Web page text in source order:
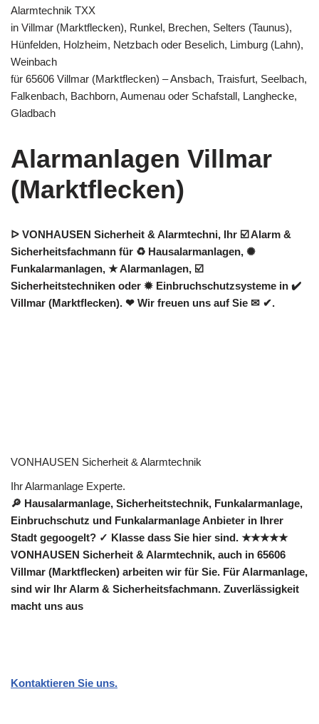
Alarmtechnik TXX
in Villmar (Marktflecken), Runkel, Brechen, Selters (Taunus),
Hünfelden, Holzheim, Netzbach oder Beselich, Limburg (Lahn),
Weinbach
für 65606 Villmar (Marktflecken) – Ansbach, Traisfurt, Seelbach,
Falkenbach, Bachborn, Aumenau oder Schafstall, Langhecke,
Gladbach
Alarmanlagen Villmar
(Marktflecken)
ᐅ VONHAUSEN Sicherheit & Alarmtechni, Ihr ☑️ Alarm &
Sicherheitsfachmann für ♻ Hausalarmanlagen, ✺
Funkalarmanlagen, ★ Alarmanlagen, ☑️
Sicherheitstechniken oder ✹ Einbruchschutzsysteme in ✔️
Villmar (Marktflecken). ❤ Wir freuen uns auf Sie ✉ ✔.
VONHAUSEN Sicherheit & Alarmtechnik
Ihr Alarmanlage Experte.
🔎 Hausalarmanlage, Sicherheitstechnik, Funkalarmanlage,
Einbruchschutz und Funkalarmanlage Anbieter in Ihrer
Stadt gegoogelt? ✓ Klasse dass Sie hier sind. ★★★★★
VONHAUSEN Sicherheit & Alarmtechnik, auch in 65606
Villmar (Marktflecken) arbeiten wir für Sie. Für Alarmanlage,
sind wir Ihr Alarm & Sicherheitsfachmann. Zuverlässigkeit
macht uns aus
Kontaktieren Sie uns.